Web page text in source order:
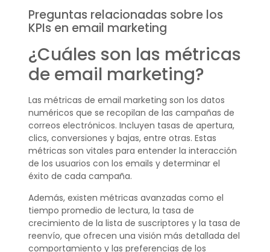
Preguntas relacionadas sobre los
KPIs en email marketing
¿Cuáles son las métricas
de email marketing?
Las métricas de email marketing son los datos
numéricos que se recopilan de las campañas de
correos electrónicos. Incluyen tasas de apertura,
clics, conversiones y bajas, entre otras. Estas
métricas son vitales para entender la interacción
de los usuarios con los emails y determinar el
éxito de cada campaña.
Además, existen métricas avanzadas como el
tiempo promedio de lectura, la tasa de
crecimiento de la lista de suscriptores y la tasa de
reenvío, que ofrecen una visión más detallada del
comportamiento y las preferencias de los